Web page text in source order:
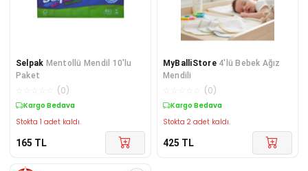
Selpak Mentollü Mendil 10'lu
Paket
(0)
Kargo Bedava
Stokta 1 adet kaldı.
165 TL
MyBalliStore 4'lü Bebek Ağız
Mendili
(0)
Kargo Bedava
Stokta 2 adet kaldı.
425 TL